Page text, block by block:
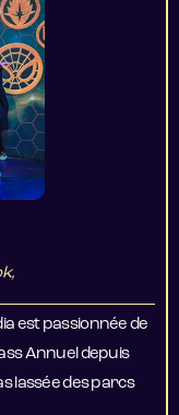
est passionnée de
Annuel depuis
lassée des parcs